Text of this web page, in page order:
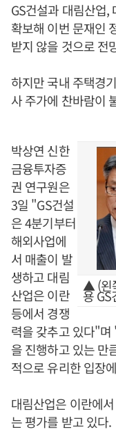
GS건설과 대림산업,
확보해 이번 문재인
받지 않을 것으로 전
하지만 국내 주택경
사 주가에 찬바람이
▲ (왼
용
박상연 신한
금융투자증
권 연구원은
3일 "GS건설
은 4분기부터
해외사업에
서 매출이 발
생하고 대림
산업은 이란
등에서 경쟁
력을 갖추고 있다"
을 진행하고 있는 만
적으로 유리한 입장
대림산업은 이란에
는 평가를 받고 있다.